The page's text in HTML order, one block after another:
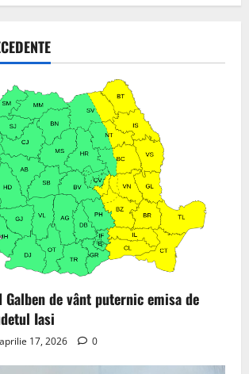
Galben de vânt puternic emisa de
Iasi
aprilie 17, 2026 0